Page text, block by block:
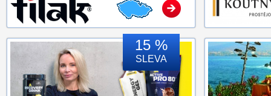
15 %
SLEVA